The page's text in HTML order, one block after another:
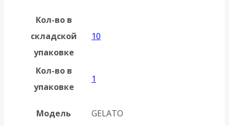
Кол-во в
складской
упаковке
10
Кол-во в
упаковке
1
Модель GELATO